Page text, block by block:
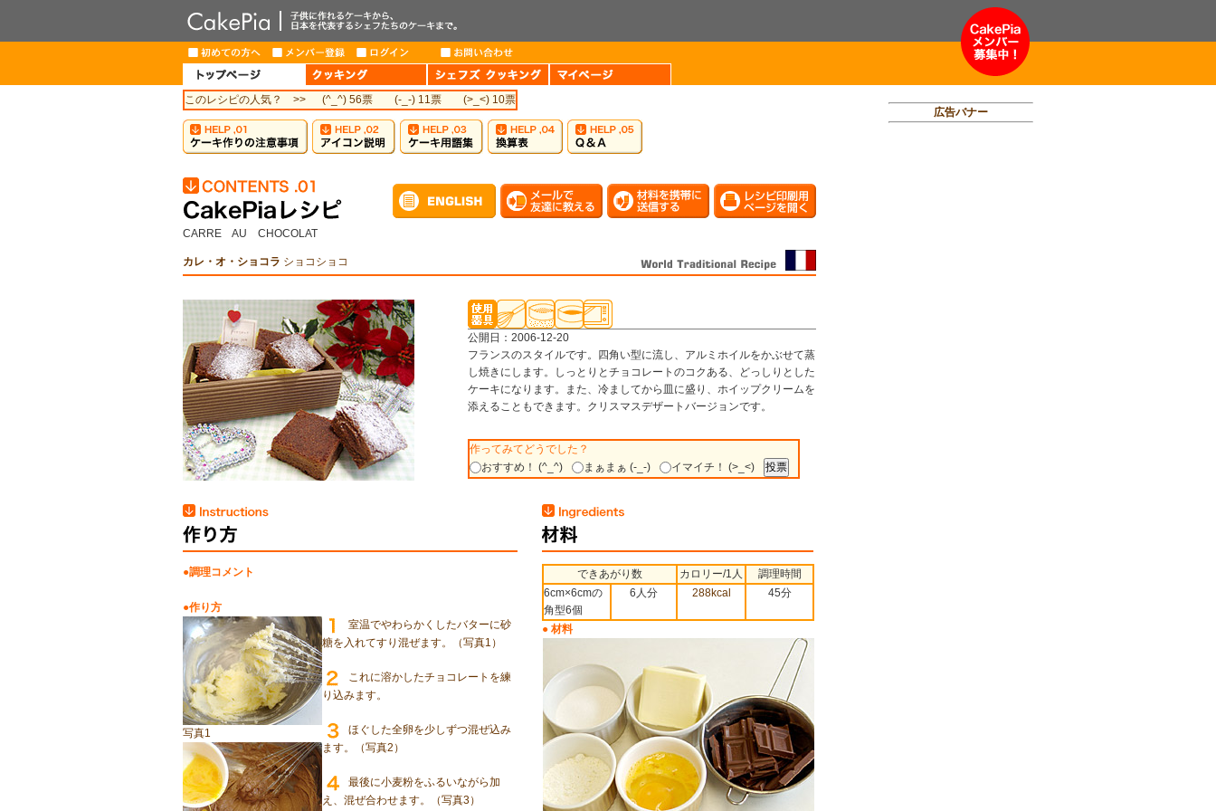
このレシピの人気？ >> (^_^) 56票 (-_-) 11票 (>_<) 10票
CARRE AU CHOCOLAT
カレ・オ・ショコラ ショコショコ
公開日：2006-12-20
フランスのスタイルです。四角い型に流し、アルミホイルをかぶせて蒸
し焼きにします。しっとりとチョコレートのコクある、どっしりとした
ケーキになります。また、冷ましてから皿に盛り、ホイップクリームを
添えることもできます。クリスマスデザートバージョンです。
作ってみてどうでした？
おすすめ！ (^_^)
まぁまぁ (-_-) イマイチ！ (>_<)
●調理コメント
●作り方
写真1
室温でやわらかくしたバターに砂
糖を入れてすり混ぜます。（写真1）
これに溶かしたチョコレートを練
り込みます。
ほぐした全卵を少しずつ混ぜ込み
ます。（写真2）
最後に小麦粉をふるいながら加
え、混ぜ合わせます。（写真3）
できあがり数 カロリー/1人
調理時間
6cm×6cmの
角型6個
6人分 288kcal 45分
● 材料
広告バナー